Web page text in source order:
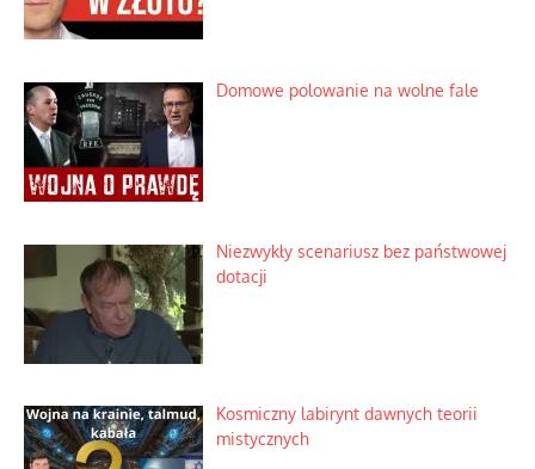
Domowe polowanie na wolne fale
Niezwykły scenariusz bez państwowej
dotacji
Kosmiczny labirynt dawnych teorii
mistycznych